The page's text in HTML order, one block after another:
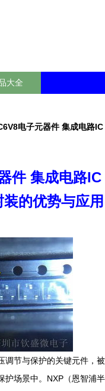
大全
电子元器件 集成电路IC
件 集成电路IC
的优势与应用
调节与保护的关键元件，被
护场景中。NXP（恩智浦半